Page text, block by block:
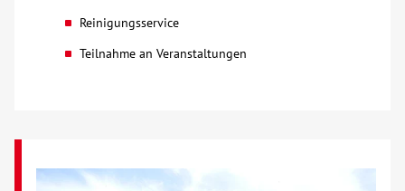
Karriere
Suche
Reinigungsservice
Teilnahme an Veranstaltungen